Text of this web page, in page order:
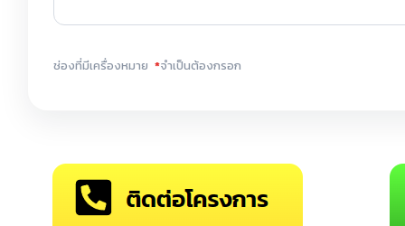
ช่องที่มีเครื่องหมาย *จำเป็นต้องกรอก